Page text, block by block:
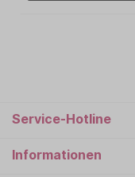
Service-Hotline
Informationen